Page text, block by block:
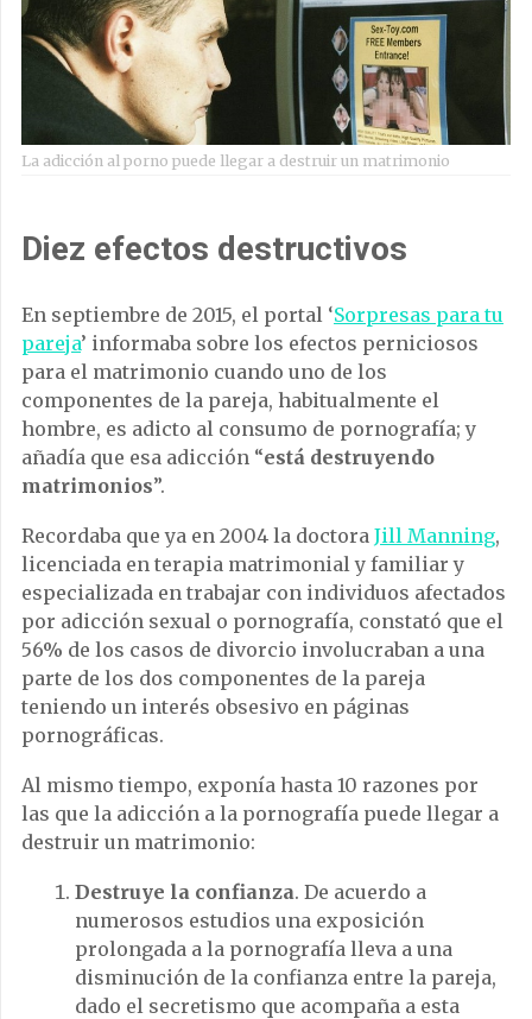
La adicción al porno puede llegar a destruir un matrimonio
Diez efectos destructivos
En septiembre de 2015, el portal ‘Sorpresas para tu
pareja’ informaba sobre los efectos perniciosos
para el matrimonio cuando uno de los
componentes de la pareja, habitualmente el
hombre, es adicto al consumo de pornografía; y
añadía que esa adicción “está destruyendo
matrimonios”.
Recordaba que ya en 2004 la doctora Jill Manning,
licenciada en terapia matrimonial y familiar y
especializada en trabajar con individuos afectados
por adicción sexual o pornografía, constató que el
56% de los casos de divorcio involucraban a una
parte de los dos componentes de la pareja
teniendo un interés obsesivo en páginas
pornográficas.
Al mismo tiempo, exponía hasta 10 razones por
las que la adicción a la pornografía puede llegar a
destruir un matrimonio:
Destruye la confianza. De acuerdo a
numerosos estudios una exposición
prolongada a la pornografía lleva a una
disminución de la confianza entre la pareja,
dado el secretismo que acompaña a esta